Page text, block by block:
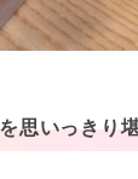
思いっきり